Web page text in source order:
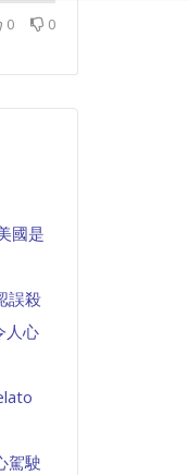
0 0
國是
誤殺
人心
駕駛